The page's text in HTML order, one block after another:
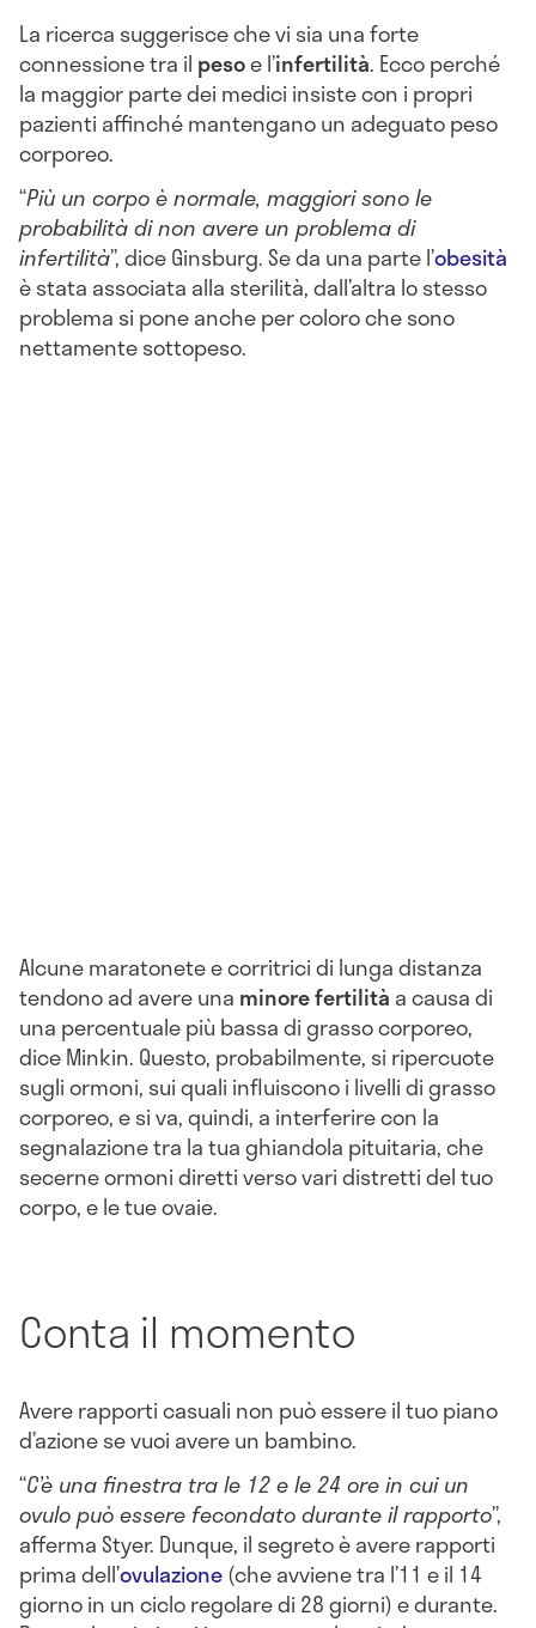
La ricerca suggerisce che vi sia una forte
connessione tra il pesoe l’infertilità. Ecco perché
la maggior parte dei medici insiste con i propri
pazienti affinché mantengano un adeguato peso
corporeo.
“Più un corpo è normale, maggiori sono le
probabilità di non avere un problema di
infertilità”, dice Ginsburg. Se da una parte l’obesità
è stata associata alla sterilità, dall’altra lo stesso
problema si pone anche per coloro che sono
nettamente sottopeso.
Alcune maratonete e corritrici di lunga distanza
tendono ad avere una minore fertilità a causa di
una percentuale più bassa di grasso corporeo,
dice Minkin. Questo, probabilmente, si ripercuote
sugli ormoni, sui quali influiscono i livelli di grasso
corporeo, e si va, quindi, a interferire con la
segnalazione tra la tua ghiandola pituitaria, che
secerne ormoni diretti verso vari distretti del tuo
corpo, e le tue ovaie.
Conta il momento
Avere rapporti casuali non può essere il tuo piano
d’azione se vuoi avere un bambino.
“C’è una finestra tra le 12 e le 24 ore in cui un
ovulo può essere fecondato durante il rapporto”,
afferma Styer. Dunque, il segreto è avere rapporti
prima dell’ovulazione(che avviene tra l’11 e il 14
giorno in un ciclo regolare di 28 giorni) e durante.